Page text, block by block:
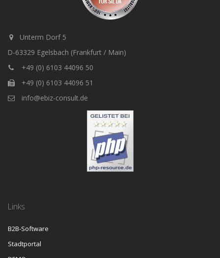
Unterm Dorf 5
D-63329 Egelsbach (Frankfurt / Main)
+49 (0) 6103 44096 50
+49 (0) 6103 44096 51
info@ebiz-consult.de
Links
B2B-Software
Stadtportal